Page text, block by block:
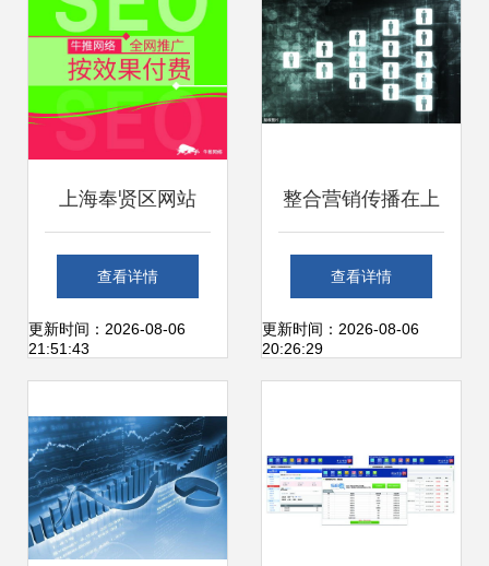
增长
上海奉贤区网站
SEO优化公司 互联
网产品与销售的专
查看详情
更新时间：2026-08-06
21:51:43
整合营销传播在上
海互联网销售中的
应用 以客户关系为
查看详情
更新时间：2026-08-06
20:26:29